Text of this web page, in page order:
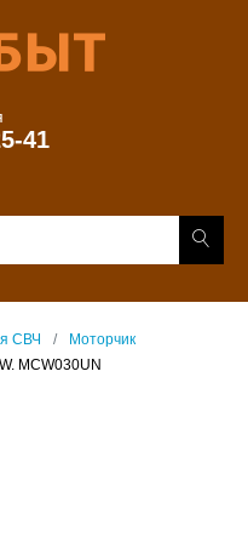
41
СВЧ
Моторчик
MCW030UN